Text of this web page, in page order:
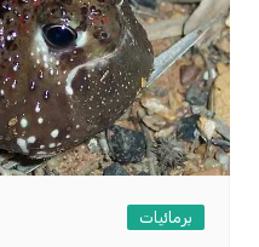
برمائيات